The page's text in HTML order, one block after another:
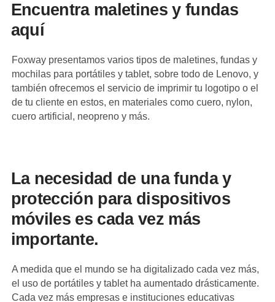
Encuentra maletines y fundas
aquí
Foxway presentamos varios tipos de maletines, fundas y
mochilas para portátiles y tablet, sobre todo de Lenovo, y
también ofrecemos el servicio de imprimir tu logotipo o el
de tu cliente en estos, en materiales como cuero, nylon,
cuero artificial, neopreno y más.
La necesidad de una funda y
protección para dispositivos
móviles es cada vez más
importante.
A medida que el mundo se ha digitalizado cada vez más,
el uso de portátiles y tablet ha aumentado drásticamente.
Cada vez más empresas e instituciones educativas